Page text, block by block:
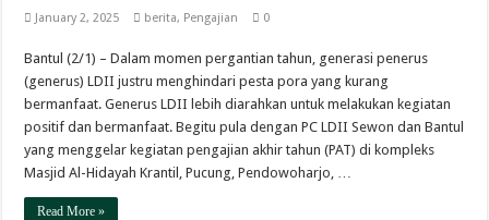
January 2, 2025 berita, Pengajian 0
Bantul (2/1) – Dalam momen pergantian tahun, generasi penerus
(generus) LDII justru menghindari pesta pora yang kurang
bermanfaat. Generus LDII lebih diarahkan untuk melakukan kegiatan
positif dan bermanfaat. Begitu pula dengan PC LDII Sewon dan Bantul
yang menggelar kegiatan pengajian akhir tahun (PAT) di kompleks
Masjid Al-Hidayah Krantil, Pucung, Pendowoharjo, …
Read More »